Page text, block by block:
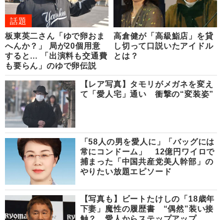
話題
板東英二さん「ゆで卵おま
へんか？」 局が20個用意
すると… 「出演料も交通費
も要らん」のゆで卵伝説
高倉健が「高級鮨店」を貸
し切って口説いたアイドル
とは？
【レア写真】タモリがメガネを変え
て「愛人宅」通い 衝撃の“変装姿”
「58人の男を愛人に」「バッグには
常にコンドーム」 12億円ワイロで
捕まった「中国共産党美人幹部」の
やりたい放題エピソード
【写真も】ビートたけしの「18歳年
下妻」魔性の履歴書 “偶然”装い接